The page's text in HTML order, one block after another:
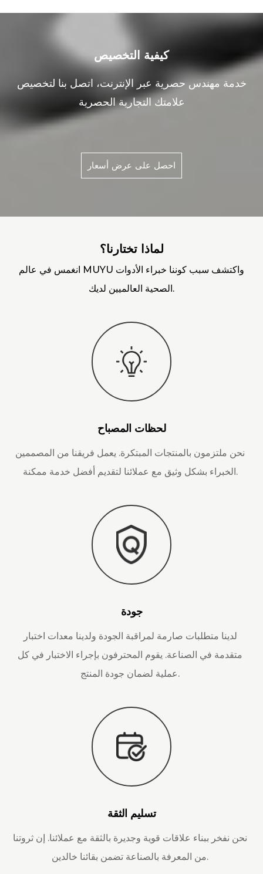
كيفية التخصيص
خدمة مهندس حصرية عبر الإنترنت، اتصل بنا لتخصيص
علامتك التجارية الحصرية
احصل على عرض أسعار
لماذا تختارنا؟
انغمس في عالم MUYU واكتشف سبب كوننا خبراء الأدوات
الصحية العالميين لديك.
لحظات المصباح
نحن ملتزمون بالمنتجات المبتكرة. يعمل فريقنا من المصممين
الخبراء بشكل وثيق مع عملائنا لتقديم أفضل خدمة ممكنة.
جودة
لدينا متطلبات صارمة لمراقبة الجودة ولدينا معدات اختبار
متقدمة في الصناعة. يقوم المحترفون بإجراء الاختبار في كل
عملية لضمان جودة المنتج.
تسليم الثقة
نحن نفخر ببناء علاقات قوية وجديرة بالثقة مع عملائنا. إن ثروتنا
من المعرفة بالصناعة تضمن بقائنا خالدين.